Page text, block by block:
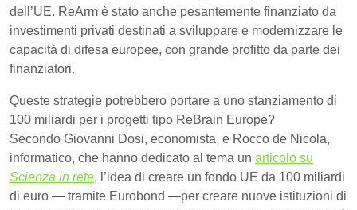
dell’UE. ReArm è stato anche pesantemente finanziato da
investimenti privati destinati a sviluppare e modernizzare le
capacità di difesa europee, con grande profitto da parte dei
finanziatori.
Queste strategie potrebbero portare a uno stanziamento di
100 miliardi per i progetti tipo ReBrain Europe?
Secondo Giovanni Dosi, economista, e Rocco de Nicola,
informatico, che hanno dedicato al tema un articolo su
Scienza in rete, l’idea di creare un fondo UE da 100 miliardi
di euro — tramite Eurobond —per creare nuove istituzioni di